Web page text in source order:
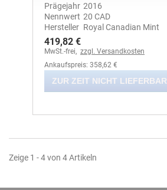
Prägejahr 2016
Nennwert 20 CAD
Hersteller Royal Canadian Mint
419,82 €
MwSt.-frei, zzgl. Versandkosten
Ankaufspreis: 358,62 €
ZUR ZEIT NICHT LIEFERBAR
Zeige 1 - 4 von 4 Artikeln